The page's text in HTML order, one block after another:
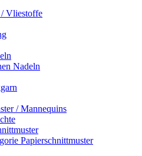
Vliestoffe
Nadeln
/ Mannequins
Papierschnittmuster